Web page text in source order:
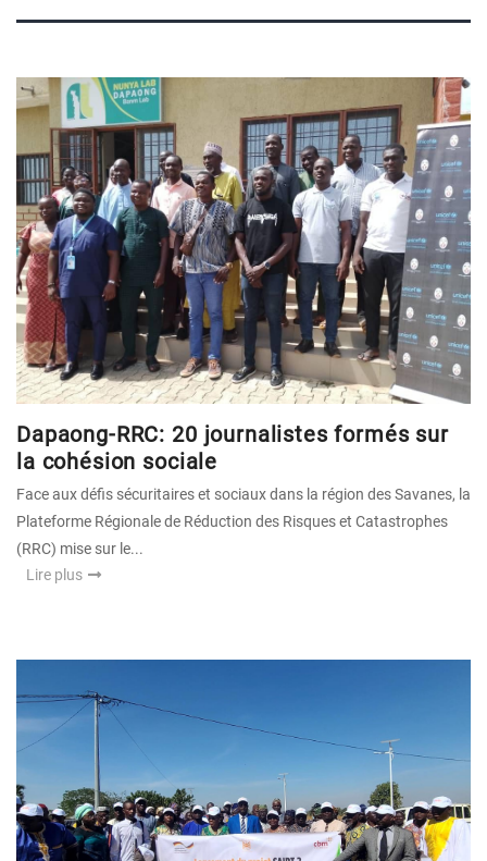
Dapaong-RRC: 20 journalistes formés sur
la cohésion sociale
Face aux défis sécuritaires et sociaux dans la région des Savanes, la
Plateforme Régionale de Réduction des Risques et Catastrophes
(RRC) mise sur le...
Lire plus